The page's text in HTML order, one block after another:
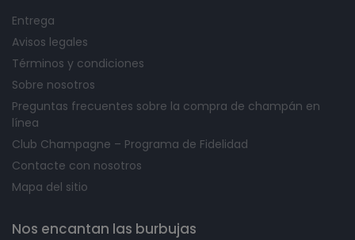
Entrega
Avisos legales
Términos y condiciones
Sobre nosotros
Preguntas frecuentes sobre la compra de champán en
línea
Club Champagne – Programa de Fidelidad
Contacte con nosotros
Mapa del sitio
Nos encantan las burbujas